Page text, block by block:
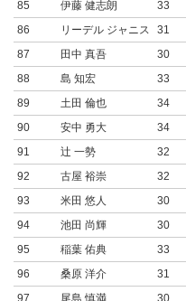
85 伊藤 健志朗 33
86
リーデル ジャニス 31
87
田中 真吾 30
88
島 知宏 33
89
土田 倫也 34
90
安中 勇大 34
91
辻 一勢 32
92
古屋 裕崇 32
93
米田 悠人 30
94
池田 尚輝 30
95
稲葉 佑典 33
96
桑原 洋介 31
97
尾島 慎満 30